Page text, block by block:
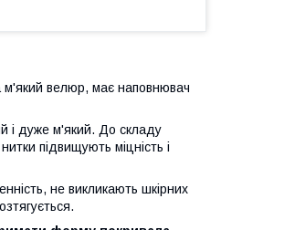
м'який велюр, має наповнювач
і дуже м'який. До складу
підвищують міцність і
не викликають шкірних